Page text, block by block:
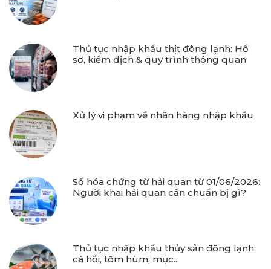
Thủ tục nhập khẩu thịt đông lạnh: Hồ
sơ, kiểm dịch & quy trình thông quan
Xử lý vi phạm về nhãn hàng nhập khẩu
Số hóa chứng từ hải quan từ 01/06/2026:
Người khai hải quan cần chuẩn bị gì?
Thủ tục nhập khẩu thủy sản đông lạnh:
cá hồi, tôm hùm, mực...